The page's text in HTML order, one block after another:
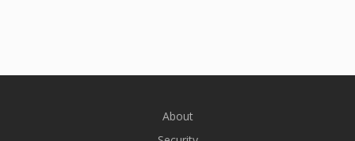
About